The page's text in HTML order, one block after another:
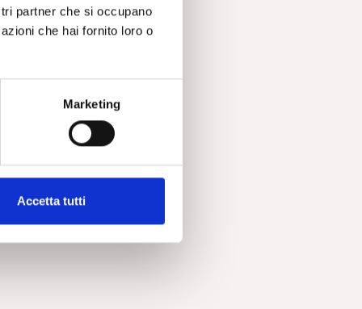
partner che si occupano
che hai fornito loro o
Marketing
Accetta tutti